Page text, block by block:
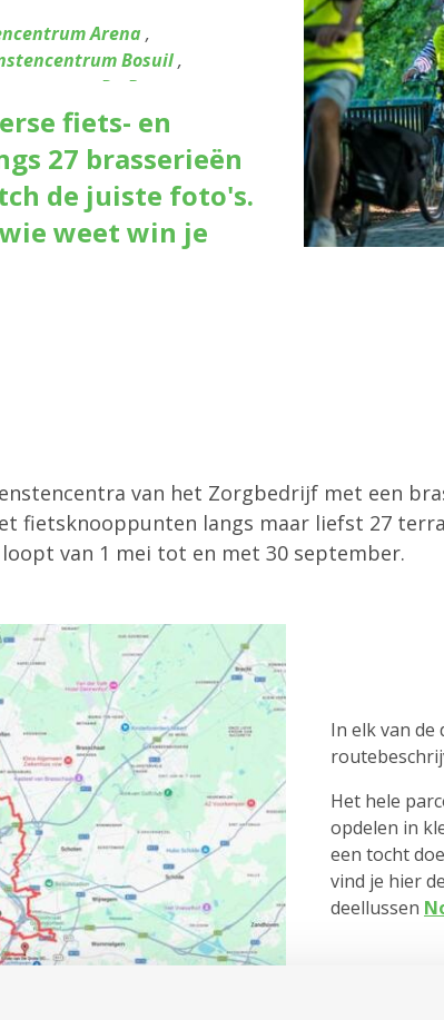
Arena ,
Bosuil,
De Brem
De Fontein
De Olijftak
De Zeelbaan
Kerkeveld,
Liberty
Molengeest
fiets- en
27 brasserieën
de juiste foto's.
weet win je
van het Zorgbedrijf met een
fietsknooppunten langs maar liefst 27
van 1 mei tot en met 30 september.
In elk van de
Het hele
opdelen in
een tocht
vind je hier
deellussen